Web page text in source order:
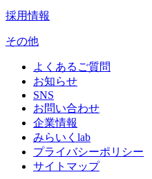
採用情報
その他
よくあるご質問
お知らせ
SNS
お問い合わせ
企業情報
みらいくlab
プライバシーポリシー
サイトマップ